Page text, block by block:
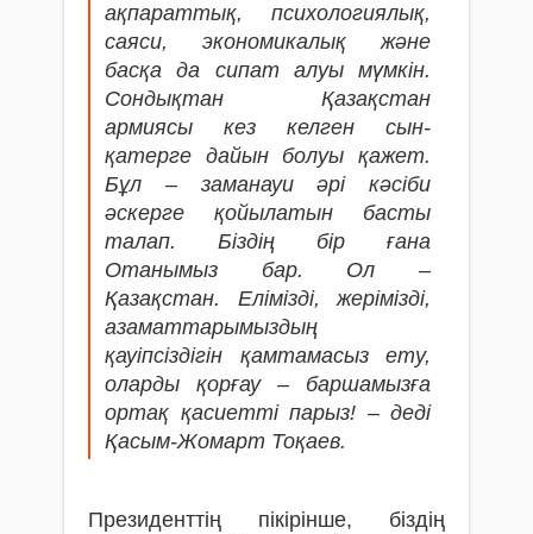
ақпараттық, психологиялық,
саяси, экономикалық және
басқа да сипат алуы мүмкін.
Сондықтан Қазақстан
армиясы кез келген сын-
қатерге дайын болуы қажет.
Бұл – заманауи әрі кәсіби
әскерге қойылатын басты
талап. Біздің бір ғана
Отанымыз бар. Ол –
Қазақстан. Елімізді, жерімізді,
азаматтарымыздың
қауіпсіздігін қамтамасыз ету,
оларды қорғау – баршамызға
ортақ қасиетті парыз! – деді
Қасым-Жомарт Тоқаев.
Президенттің пікірінше, біздің